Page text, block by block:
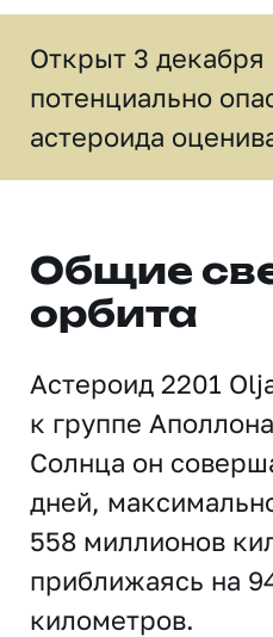
Открыт 3 декабря
потенциально
астероида
Общие
орбита
Астероид 2201
к группе
Солнца он
дней,
558 миллионов
приближаясь на
километров.